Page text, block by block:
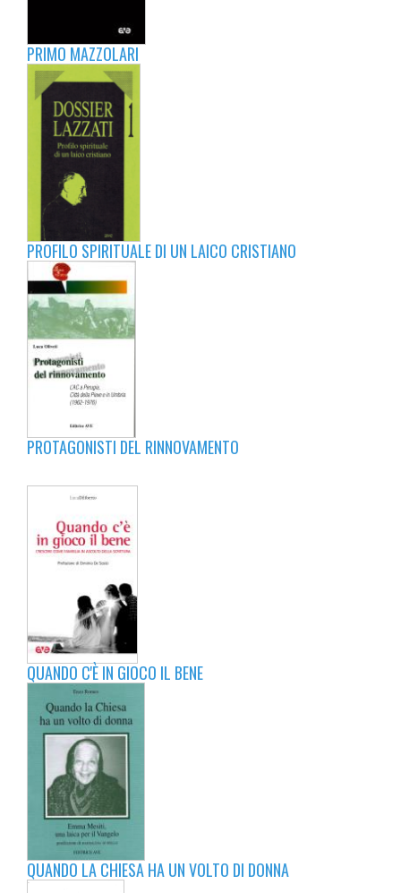
PRIMO MAZZOLARI
PROFILO SPIRITUALE DI UN LAICO CRISTIANO
PROTAGONISTI DEL RINNOVAMENTO
QUANDO C'È IN GIOCO IL BENE
QUANDO LA CHIESA HA UN VOLTO DI DONNA